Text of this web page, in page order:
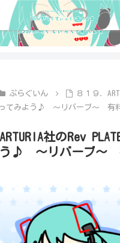
ぷらぐいん
８１９．
ってみよう♪ ～リバーブ～ 有
社のRev
う♪ ～リバーブ～